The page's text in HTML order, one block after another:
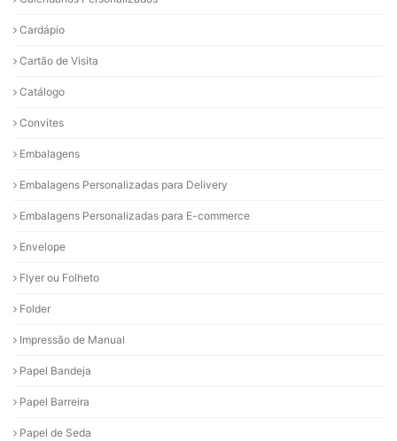
Cardápio
Cartão de Visita
Catálogo
Convites
Embalagens
Embalagens Personalizadas para Delivery
Embalagens Personalizadas para E-commerce
Envelope
Flyer ou Folheto
Folder
Impressão de Manual
Papel Bandeja
Papel Barreira
Papel de Seda